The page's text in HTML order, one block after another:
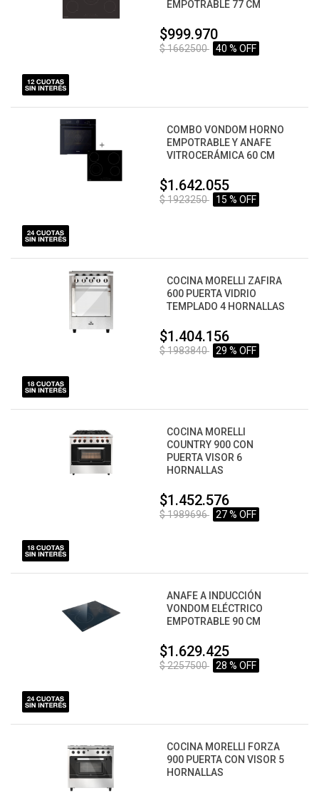
EMPOTRABLE 77 CM
$999.970
$ 1662500 40 % OFF
COMBO VONDOM HORNO
EMPOTRABLE Y ANAFE
VITROCERÁMICA 60 CM
$1.642.055
$ 1923250 15 % OFF
COCINA MORELLI ZAFIRA
600 PUERTA VIDRIO
TEMPLADO 4 HORNALLAS
$1.404.156
$ 1983840 29 % OFF
COCINA MORELLI
COUNTRY 900 CON
PUERTA VISOR 6
HORNALLAS
$1.452.576
$ 1989696 27 % OFF
ANAFE A INDUCCIÓN
VONDOM ELÉCTRICO
EMPOTRABLE 90 CM
$1.629.425
$ 2257500 28 % OFF
COCINA MORELLI FORZA
900 PUERTA CON VISOR 5
HORNALLAS